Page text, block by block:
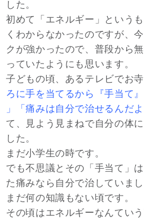
した。
初めて「エネルギー」という
くわからなかったのですが、
クが強かったので、普段から
っていたようにも思います。
子どもの頃、あるテレビでお寺
ろに手を当てるから『手当て』
」「痛みは自分で治せるんだよ
て、見よう見まねで自分の体
した。
まだ小学生の時です。
でも不思議とその「手当て」
た痛みなら自分で治していまし
まだ何の知識もない頃です。
その頃はエネルギーなんてい